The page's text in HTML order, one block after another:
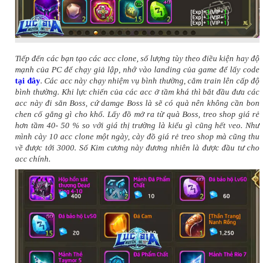
Tiếp đến các bạn tạo các acc clone, số lượng tùy theo điều kiện hay độ
mạnh của PC để chạy giả lập, nhớ vào landing của game để lấy code
tại đây. Các acc này chạy nhiệm vụ bình thường, cắm train lên cấp độ
bình thường. Khi lực chiến của các acc ở tầm khá thì bắt đầu đưa các
acc này đi săn Boss, cứ damge Boss là sẽ có quà nên không cần bon
chen cố gắng gì cho khổ. Lấy đồ mở ra từ quà Boss, treo shop giá rẻ
hơn tầm 40- 50 % so với giá thị trường là kiểu gì cũng hết veo. Như
mình cày 10 acc clone một ngày, cày đồ giá rẻ treo shop mà cũng thu
về được tới 3000. Số Kim cương này đương nhiên là được đầu tư cho
acc chính.